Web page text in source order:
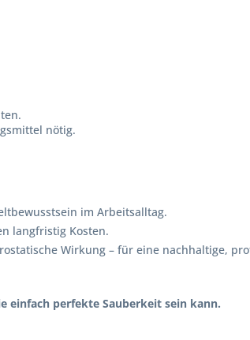
nötig.
im Arbeitsalltag.
langfristig Kosten.
Wirkung – für eine nachhaltige,
einfach perfekte Sauberkeit sein kann.